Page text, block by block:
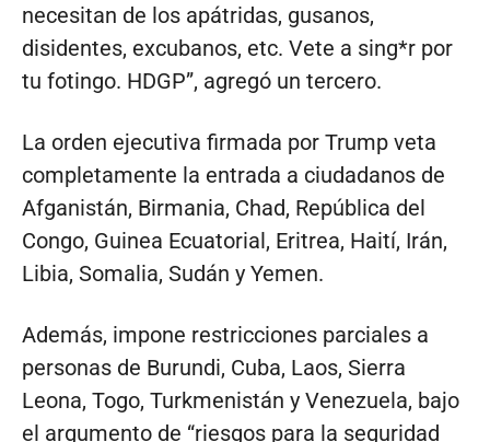
necesitan de los apátridas, gusanos,
disidentes, excubanos, etc. Vete a sing*r por
tu fotingo. HDGP”, agregó un tercero.
La orden ejecutiva firmada por Trump veta
completamente la entrada a ciudadanos de
Afganistán, Birmania, Chad, República del
Congo, Guinea Ecuatorial, Eritrea, Haití, Irán,
Libia, Somalia, Sudán y Yemen.
Además, impone restricciones parciales a
personas de Burundi, Cuba, Laos, Sierra
Leona, Togo, Turkmenistán y Venezuela, bajo
el argumento de “riesgos para la seguridad